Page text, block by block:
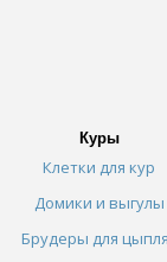
Куры
Клетки для кур
Домики и выгулы
Брудеры для